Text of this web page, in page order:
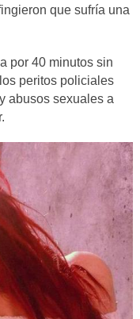
que sufría una
por 40 minutos sin
peritos policiales
abusos sexuales a